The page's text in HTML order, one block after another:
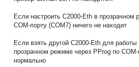
Если настроить С2000-Eth в прозрачном
COM-порту (COM7) ничего не находит
Если взять другой С2000-Eth для
прозрачном режиме через PProg по
нормально